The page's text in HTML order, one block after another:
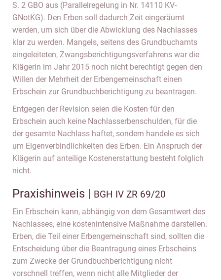
S. 2 GBO aus (Parallelregelung in Nr. 14110 KV-
GNotKG). Den Erben soll dadurch Zeit eingeräumt
werden, um sich über die Abwicklung des Nachlasses
klar zu werden. Mangels, seitens des Grundbuchamts
eingeleiteten, Zwangsberichtigungsverfahrens war die
Klägerin im Jahr 2015 noch nicht berechtigt gegen den
Willen der Mehrheit der Erbengemeinschaft einen
Erbschein zur Grundbuchberichtigung zu beantragen.
Entgegen der Revision seien die Kosten für den
Erbschein auch keine Nachlasserbenschulden, für die
der gesamte Nachlass haftet, sondern handele es sich
um Eigenverbindlichkeiten des Erben. Ein Anspruch der
Klägerin auf anteilige Kostenerstattung besteht folglich
nicht.
Praxishinweis | BGH IV ZR 69/20
Ein Erbschein kann, abhängig von dem Gesamtwert des
Nachlasses, eine kostenintensive Maßnahme darstellen.
Erben, die Teil einer Erbengemeinschaft sind, sollten die
Entscheidung über die Beantragung eines Erbscheins
zum Zwecke der Grundbuchberichtigung nicht
vorschnell treffen, wenn nicht alle Mitglieder der